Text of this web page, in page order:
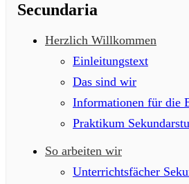
Secundaria
Herzlich Willkommen
Einleitungstext
Das sind wir
Informationen für die
Praktikum
So arbeiten wir
Unterrichtsfächer